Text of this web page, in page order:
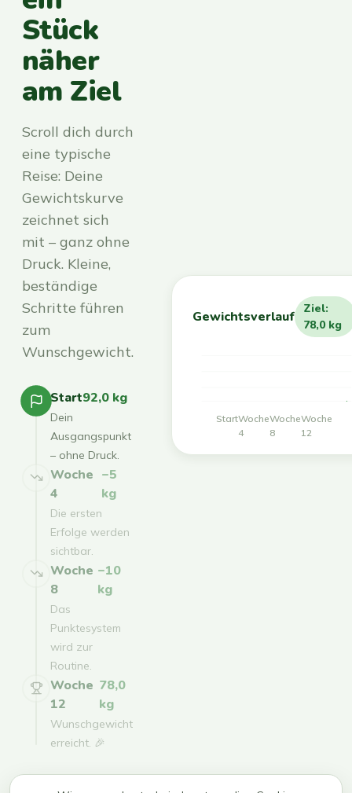
Stück
näher
am Ziel
Scroll dich durch
eine typische
Reise: Deine
Gewichtskurve
zeichnet sich
mit – ganz ohne
Druck. Kleine,
beständige
Schritte führen
zum
Wunschgewicht.
Start92,0 kg
Dein
Ausgangspunkt
– ohne Druck.
Woche
4
−5
kg
Die ersten
Erfolge werden
sichtbar.
Woche
8
−10
kg
Das
Punktesystem
wird zur
Routine.
Woche
12
78,0
kg
Wunschgewicht
erreicht. 🎉
Gewichtsverlauf
Ziel:
78,0 kg
StartWoche
4
Woche
8
Woche
12